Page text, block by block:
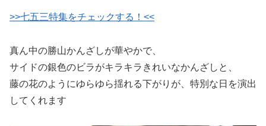
>>七五三特集をチェックする！<<
真ん中の勝山かんざしが華やかで、
サイドの銀色のビラがキラキラきれいなかんざしと、
藤の花のようにゆらゆら揺れる下がりが、特別な日を演出
してくれます